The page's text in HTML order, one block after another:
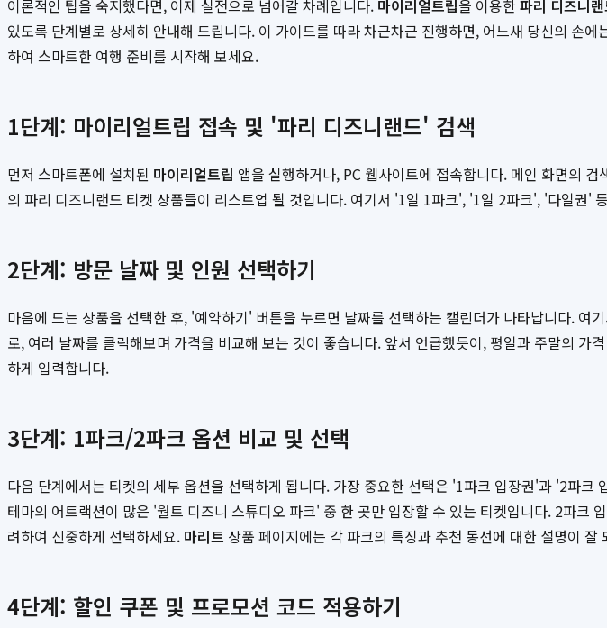
이론적인 팁을 숙지했다면, 이제 실전으로 넘어갈 차례입니다. 마이리얼트립을 이용한파리 디즈니
있도록 단계별로 상세히 안내해 드립니다. 이 가이드를 따라 차근차근 진행하면, 어느새 당신의 손
하여 스마트한 여행 준비를 시작해 보세요.
1단계: 마이리얼트립 접속 및 '파리 디즈니랜드' 검색
먼저 스마트폰에 설치된 마이리얼트립 앱을 실행하거나, PC 웹사이트에 접속합니다. 메인 화면의
의 파리 디즈니랜드 티켓 상품들이 리스트업 될 것입니다. 여기서 '1일 1파크', '1일 2파크', '다일권'
2단계: 방문 날짜 및 인원 선택하기
마음에 드는 상품을 선택한 후, '예약하기' 버튼을 누르면 날짜를 선택하는 캘린더가 나타납니다.
로, 여러 날짜를 클릭해보며 가격을 비교해 보는 것이 좋습니다. 앞서 언급했듯이, 평일과 주말의
하게 입력합니다.
3단계: 1파크/2파크 옵션 비교 및 선택
다음 단계에서는 티켓의 세부 옵션을 선택하게 됩니다. 가장 중요한 선택은 '1파크 입장권'과 '2파
테마의 어트랙션이 많은 '월트 디즈니 스튜디오 파크' 중 한 곳만 입장할 수 있는 티켓입니다. 2파크
려하여 신중하게 선택하세요. 마리트 상품 페이지에는 각 파크의 특징과 추천 동선에 대한 설명이
4단계: 할인 쿠폰 및 프로모션 코드 적용하기